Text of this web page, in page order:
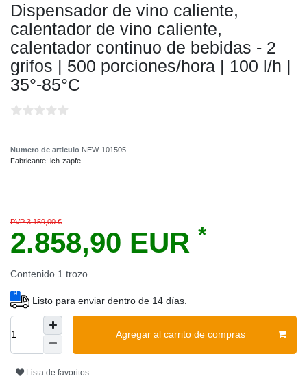
Dispensador de vino caliente,
calentador de vino caliente,
calentador continuo de bebidas - 2
grifos | 500 porciones/hora | 100 l/h |
35°-85°C
Numero de articulo NEW-101505
Fabricante: ich-zapfe
PVP 3.159,00 €
2.858,90 EUR *
Contenido 1 trozo
Listo para enviar dentro de 14 días.
Agregar al carrito de compras
Lista de favoritos